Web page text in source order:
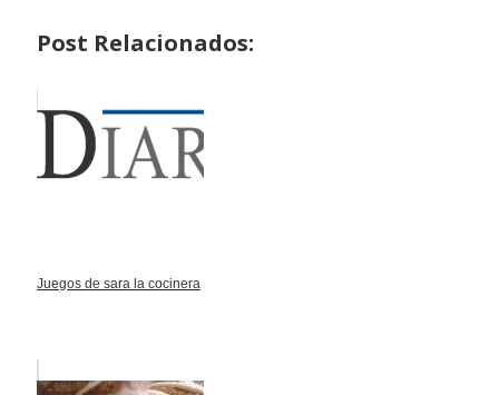
Post Relacionados:
Juegos de sara la cocinera